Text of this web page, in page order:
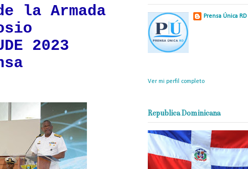
la Armada
2023
Prensa Única RD
Ver mi perfil completo
Republica Dominicana